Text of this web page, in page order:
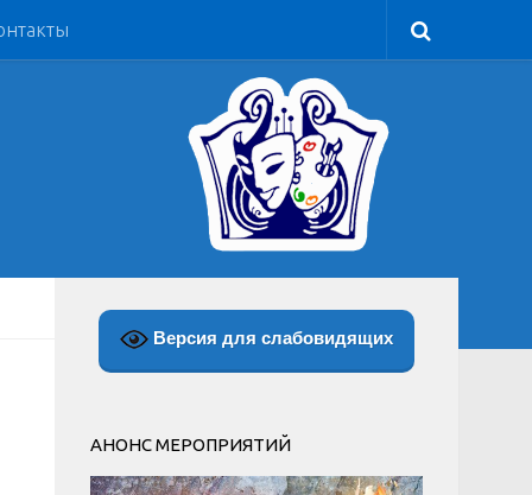
Версия для слабовидящих
АНОНС МЕРОПРИЯТИЙ